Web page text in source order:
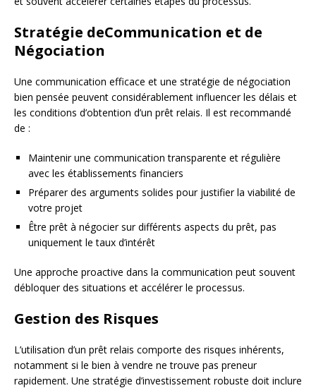
Stratégie deCommunication et de
Négociation
Une communication efficace et une stratégie de négociation
bien pensée peuvent considérablement influencer les délais et
les conditions d’obtention d’un prêt relais. Il est recommandé
de :
Maintenir une communication transparente et régulière
avec les établissements financiers
Préparer des arguments solides pour justifier la viabilité de
votre projet
Être prêt à négocier sur différents aspects du prêt, pas
uniquement le taux d’intérêt
Une approche proactive dans la communication peut souvent
débloquer des situations et accélérer le processus.
Gestion des Risques
L’utilisation d’un prêt relais comporte des risques inhérents,
notamment si le bien à vendre ne trouve pas preneur
rapidement. Une stratégie d’investissement robuste doit inclure